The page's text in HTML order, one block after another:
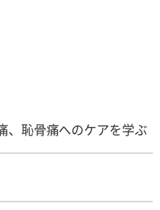
、恥骨痛へのケアを学ぶ